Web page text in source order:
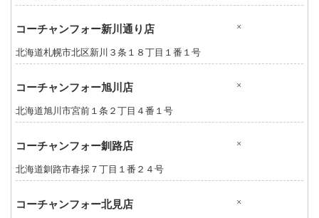
コーチャンフォー新川通り店 ×
北海道札幌市北区新川３条１８丁目１番１号
コーチャンフォー旭川店 ×
北海道旭川市宮前１条２丁目４番１号
コーチャンフォー釧路店 ×
北海道釧路市春採７丁目１番２４号
コーチャンフォー北見店 ×